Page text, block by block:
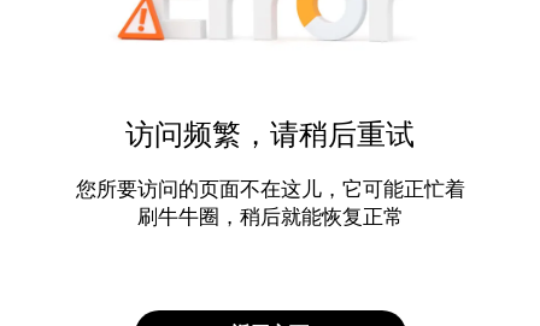
访问频繁，请稍后重试
您所要访问的页面不在这儿，它可能正忙着
刷牛牛圈，稍后就能恢复正常